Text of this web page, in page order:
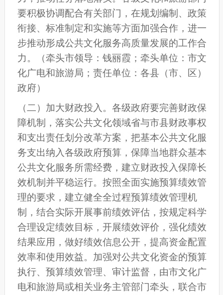
要积极协调配合有关部门，在规划编制、政策
衔接、标准制定和实施等方面加强合作，进一
步推动形成公共文化服务高质量发展的工作合
力。
（牵头市领导：钱丽霞；牵头单位：市文
化广电和旅游局；责任单位：各县（市、区）
政府）
（二）加大财政投入。 各级政府要完善财政保
障机制，落实公共文化领域省与市县财政事权
和支出责任划分改革方案，把基本公共文化服
务支出纳入各级政府预算，保障当地群众基本
公共文化服务所需经费，建立财政投入保障长
效机制并平稳运行。按照全面实施预算绩效管
理的要求，建立健全全过程预算绩效管理机
制，结合实际开展事前绩效评估，按规定科学
合理设定绩效目标，开展绩效评价，强化绩效
结果应用，做好绩效信息公开，提高资金配置
效率和使用效益。加强对公共文化资金的预算
执行、预算绩效管理、审计监督， 由市文化广
电和旅游局或相关业务主管部门牵头，联合市